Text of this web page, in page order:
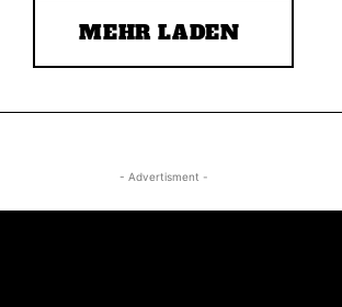
MEHR LADEN
- Advertisment -